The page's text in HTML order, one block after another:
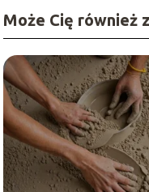
Może Cię również